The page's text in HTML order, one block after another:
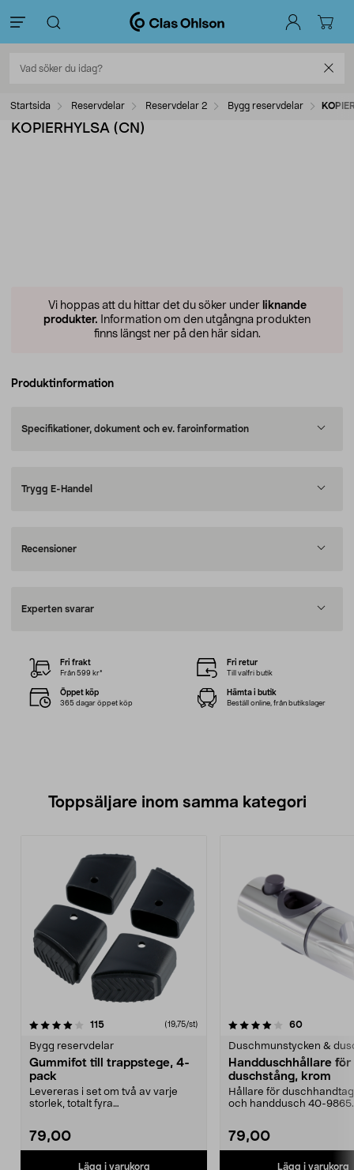
Startsida Reservdelar Reservdelar 2 Bygg reservdelar
KOPIERHYLSA (CN)
Vi hoppas att du hittar det du söker under liknande
produkter. Information om den utgångna produkten
finns längst ner på den här sidan.
Produktinformation
Specifikationer, dokument och ev. faroinformation
Trygg E-Handel
Recensioner
Experten svarar
Fri frakt
Från 599 kr*
Fri retur
Till valfri butik
Öppet köp
365 dagar öppet köp
Hämta i butik
Beställ online, från butikslager
Toppsäljare inom samma kategori
115recensioner (19,75/st)
Bygg reservdelar
Gummifot till trappstege, 4-
pack
Levereras i set om två av varje
storlek, totalt fyra
79,00
Lägg i varukorg
4.0 av 5 stjärnor 60
Duschmunstycken &
Handduschhållare
duschstång, krom
Hållare för
och handdusch 40-
79,00
Lägg i varukorg
4.5 av 5 stjärnor